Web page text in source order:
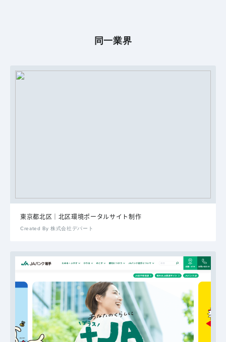
同一業界
東京都北区｜北区環境ポータルサイト制作
Created By 株式会社デパート